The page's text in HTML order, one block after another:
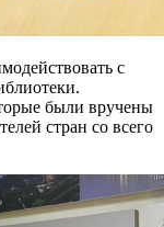
с
были вручены
стран со всего